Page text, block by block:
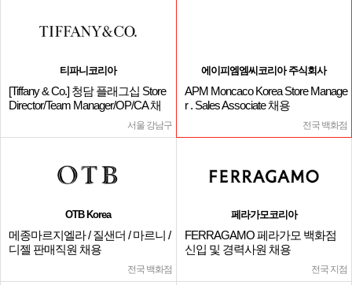
티파니코리아
[Tiffany & Co.] 청담 플래그십 Store
Director/Team Manager/OP/CA 채
서울 강남구
에이피엠엠씨코리아 주식회사
APM Moncaco Korea Store Manage
r . Sales Associate 채용
전국 백화점
OTB Korea
메종마르지엘라 / 질샌더 / 마르니 /
디젤 판매직원 채용
전국 백화점
페라가모코리아
FERRAGAMO 페라가모 백화점
신입 및 경력사원 채용
전국 지점